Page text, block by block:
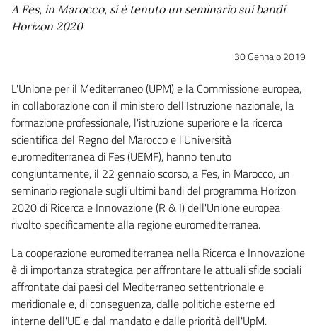
A Fes, in Marocco, si è tenuto un seminario sui bandi
Horizon 2020
30 Gennaio 2019
L'Unione per il Mediterraneo (UPM) e la Commissione europea,
in collaborazione con il ministero dell'Istruzione nazionale, la
formazione professionale, l'istruzione superiore e la ricerca
scientifica del Regno del Marocco e l'Università
euromediterranea di Fes (UEMF), hanno tenuto
congiuntamente, il 22 gennaio scorso, a Fes, in Marocco, un
seminario regionale sugli ultimi bandi del programma Horizon
2020 di Ricerca e Innovazione (R & I) dell'Unione europea
rivolto specificamente alla regione euromediterranea.
La cooperazione euromediterranea nella Ricerca e Innovazione
è di importanza strategica per affrontare le attuali sfide sociali
affrontate dai paesi del Mediterraneo settentrionale e
meridionale e, di conseguenza, dalle politiche esterne ed
interne dell'UE e dal mandato e dalle priorità dell'UpM.